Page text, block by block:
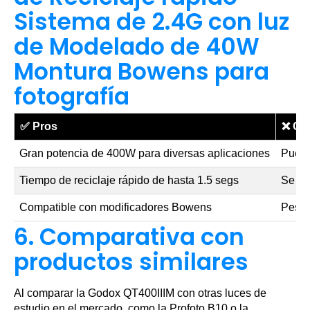
Sistema de 2.4G con luz
de Modelado de 40W
Montura Bowens para
fotografía
✅ Pros ❌
Gran potencia de 400W para diversas aplicaciones
Tiempo de reciclaje rápido de hasta 1.5 segs Se
Compatible con modificadores Bowens Peso
6. Comparativa con
productos similares
Al comparar la Godox QT400IIIM con otras luces de